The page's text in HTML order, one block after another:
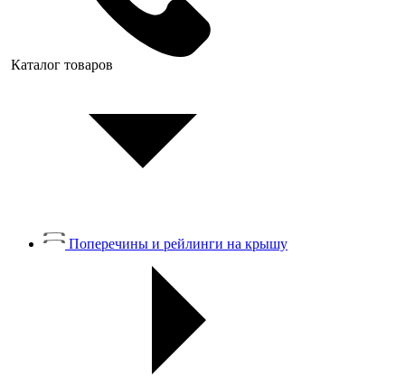
Каталог товаров
Поперечины и рейлинги на крышу